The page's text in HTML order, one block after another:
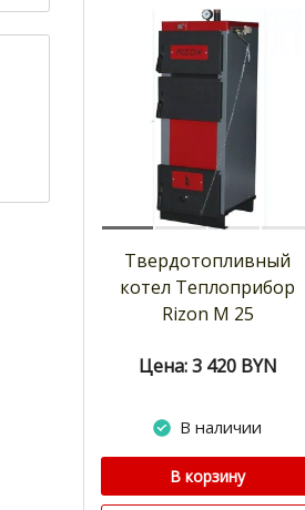
Твердотопливный
котел Теплоприбор
Rizon M 25
Цена: 3 420 BYN
В наличии
В корзину